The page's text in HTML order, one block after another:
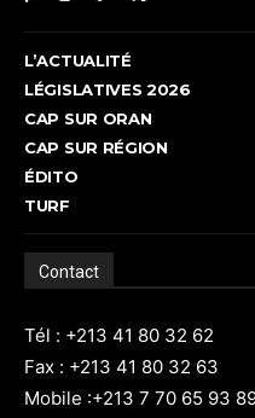
L’ACTUALITÉ
LÉGISLATIVES 2026
CAP SUR ORAN
CAP SUR RÉGION
ÉDITO
TURF
Contact
Tél : +213 41 80 32 62
Fax : +213 41 80 32 63
Mobile :+213 7 70 65 93